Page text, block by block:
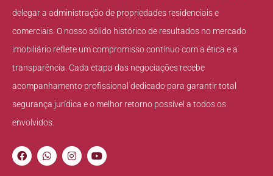
delegar a administração de propriedades residenciais e
comerciais. O nosso sólido histórico de resultados no mercado
imobiliário reflete um compromisso contínuo com a ética e a
transparência. Cada etapa das negociações recebe
acompanhamento profissional dedicado para garantir total
segurança jurídica e o melhor retorno possível a todos os
envolvidos.